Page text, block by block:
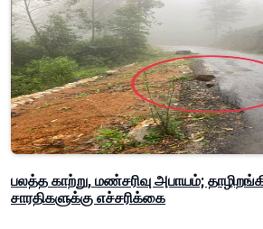
பலத்த காற்று, மண்சரிவு அபாயம்;
சாரதிகளுக்கு எச்சரிக்கை